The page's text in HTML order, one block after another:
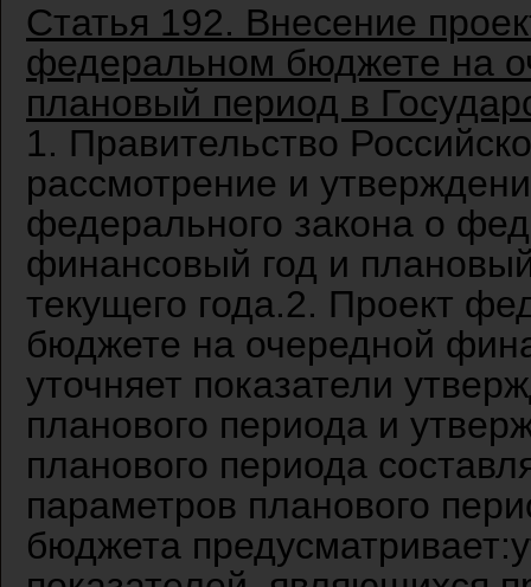
Статья 192. Внесение
федеральном бюджете на
плановый период в
1. Правительство
рассмотрение и
федерального закона о
финансовый год и
текущего года.2. Проект
бюджете на очередной
уточняет показатели
планового периода и
планового периода
параметров планового
бюджета